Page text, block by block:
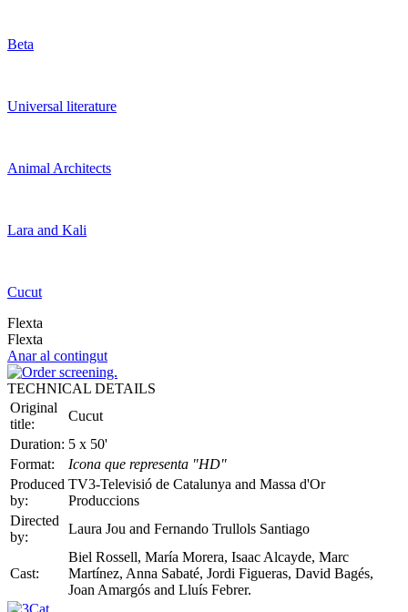
Beta
Universal literature
Animal Architects
Lara and Kali
Cucut
Flexta
Flexta
Anar al contingut
TECHNICAL DETAILS
Original
title:
Cucut
Duration: 5 x 50'
Format:
Icona que representa "HD"
Produced
by:
TV3-Televisió de Catalunya and Massa d'Or
Produccions
Directed
by:
Laura Jou and Fernando Trullols Santiago
Cast:
Biel Rossell, María Morera, Isaac Alcayde, Marc
Martínez, Anna Sabaté, Jordi Figueras, David Bagés,
Joan Amargós and Lluís Febrer.